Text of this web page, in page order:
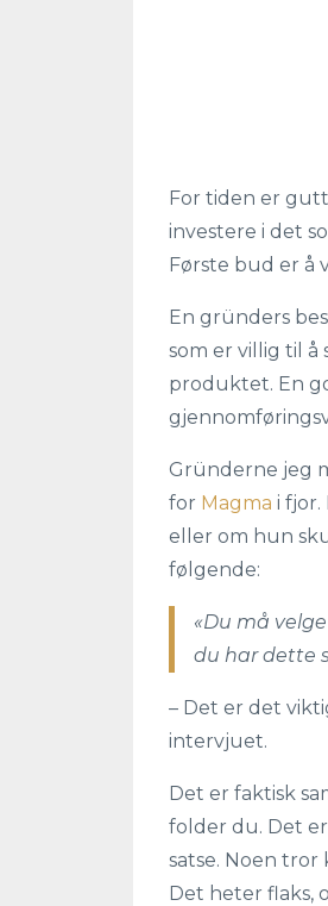
For tiden er
investere i det
Første bud er å
En gründers
som er villig til å
produktet. En
Gründerne jeg
for Magma i
eller om hun
følgende:
«Du må
du har dette
– Det er det
intervjuet.
Det er faktisk
folder du. Det
satse. Noen
Det heter flaks,